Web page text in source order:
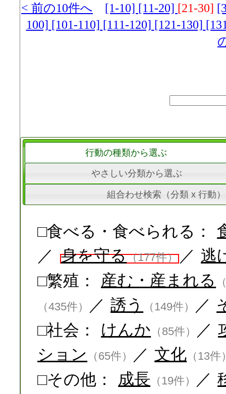
< 前の10件へ [1-10] [11-20] [21-30]
100] [101-110] [111-120] [121-130]
行動の種類から選ぶ
やさしい分類から選ぶ
組合わせ検索（分類 x 行動）
□食べる・食べられる：
／ 身を守る（177件） ／ 逃
□繁殖：
産む・産まれる
（435件）
／ 誘う （149件） ／
□社会：
けんか （85件） ／
ション
（65件） ／ 文化 （13件
□その他： 成長 （19件） ／